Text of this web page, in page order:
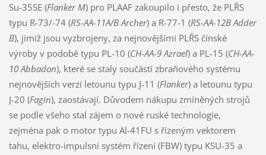
Su-35SE (Flanker M) pro PLAAF zakoupilo i přesto, že PLŘS
typu R-73/-74 (RS-AA-11A/B Archer) a R-77-1 (RS-AA-12B Adder
B), jimiž jsou vyzbrojeny, za nejnovějšími PLŘS čínské
výroby v podobě typu PL-10 (CH-AA-9 Azrael) a PL-15 (CH-AA-
10 Abbadon), které se staly součástí zbraňového systému
nejnovějších verzí letounu typu J-11 (Flanker) a letounu typu
J-20 (Fagin), zaostávají. Důvodem nákupu zmíněných strojů
se podle všeho stal zájem o nové ruské technologie,
zejména pak o motor typu Al-41FU s řízeným vektorem
tahu, elektro-impulsní systém řízení (FBW) typu KSU-35 a